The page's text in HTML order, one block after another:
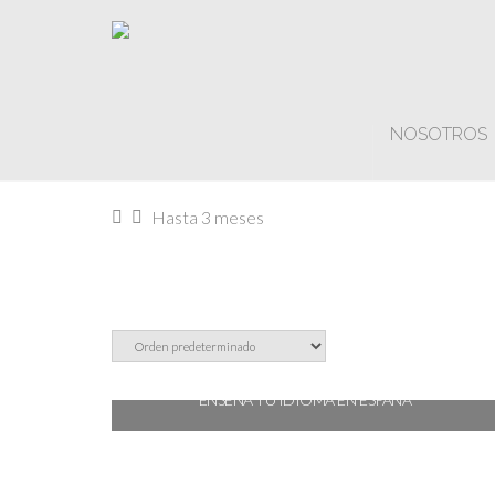
NOSOTROS
HomeHasta 3 meses
ENSEÑA TU IDIOMA EN ESPAÑA